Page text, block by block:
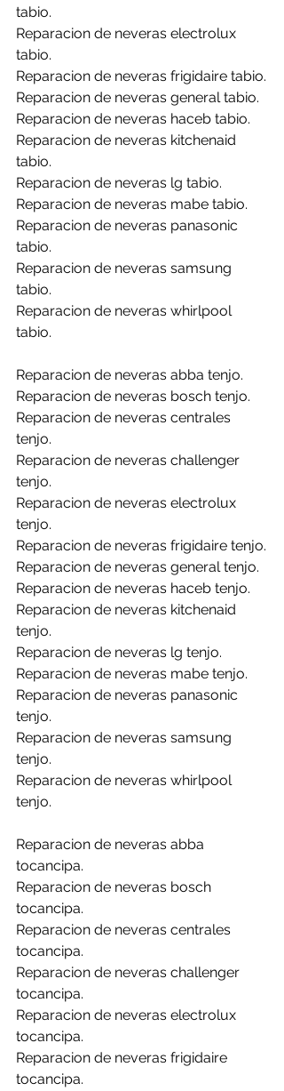
tabio.
Reparacion de neveras electrolux
tabio.
Reparacion de neveras frigidaire tabio.
Reparacion de neveras general tabio.
Reparacion de neveras haceb tabio.
Reparacion de neveras kitchenaid
tabio.
Reparacion de neveras lg tabio.
Reparacion de neveras mabe tabio.
Reparacion de neveras panasonic
tabio.
Reparacion de neveras samsung
tabio.
Reparacion de neveras whirlpool
tabio.
Reparacion de neveras abba tenjo.
Reparacion de neveras bosch tenjo.
Reparacion de neveras centrales
tenjo.
Reparacion de neveras challenger
tenjo.
Reparacion de neveras electrolux
tenjo.
Reparacion de neveras frigidaire tenjo.
Reparacion de neveras general tenjo.
Reparacion de neveras haceb tenjo.
Reparacion de neveras kitchenaid
tenjo.
Reparacion de neveras lg tenjo.
Reparacion de neveras mabe tenjo.
Reparacion de neveras panasonic
tenjo.
Reparacion de neveras samsung
tenjo.
Reparacion de neveras whirlpool
tenjo.
Reparacion de neveras abba
tocancipa.
Reparacion de neveras bosch
tocancipa.
Reparacion de neveras centrales
tocancipa.
Reparacion de neveras challenger
tocancipa.
Reparacion de neveras electrolux
tocancipa.
Reparacion de neveras frigidaire
tocancipa.